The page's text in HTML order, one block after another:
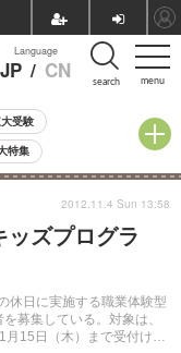
menu
Language
JP / CN search
受験
特集
小学校受験
気記事
ッズプログラ
日に実施する職業体験型
募集している。対象は、
月15日（木）まで受付けて
2012.11.4 Sun 13:58